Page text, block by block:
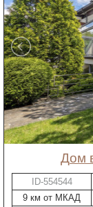
ID-554544
9 км от МКАД